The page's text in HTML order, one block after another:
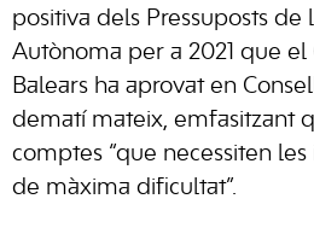
positiva dels Pressuposts de
Autònoma per a 2021 que
Balears ha aprovat en
dematí mateix, emfasitzant
comptes “que necessiten
de màxima dificultat”.